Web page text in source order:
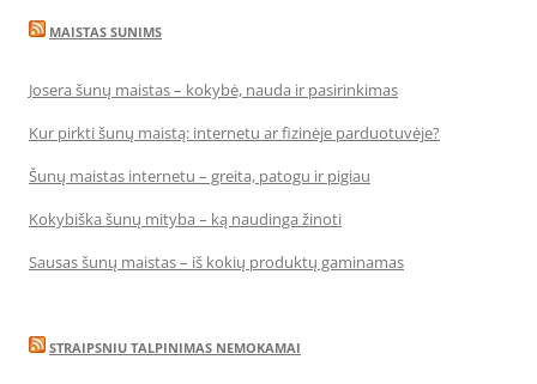
MAISTAS SUNIMS
Josera šunų maistas – kokybė, nauda ir pasirinkimas
Kur pirkti šunų maistą: internetu ar fizinėje parduotuvėje?
Šunų maistas internetu – greita, patogu ir pigiau
Kokybiška šunų mityba – ką naudinga žinoti
Sausas šunų maistas – iš kokių produktų gaminamas
STRAIPSNIU TALPINIMAS NEMOKAMAI